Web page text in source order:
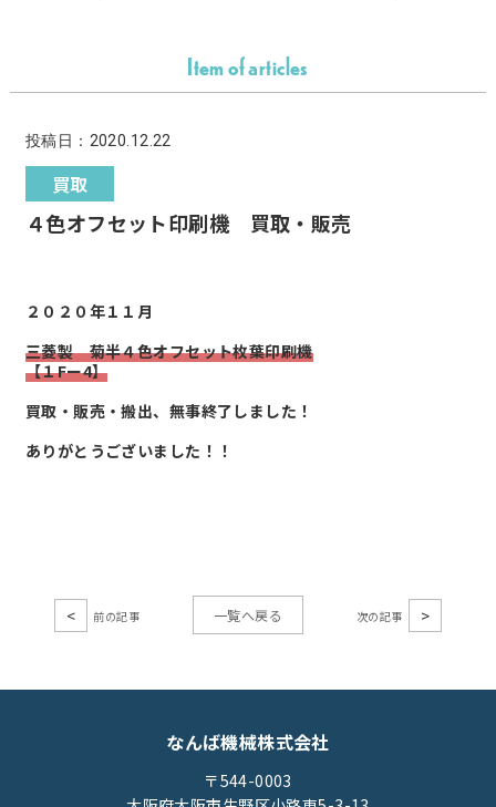
Item of articles
投稿日：2020.12.22
買取
４色オフセット印刷機 買取・販売
２０２０年１１月
三菱製 菊半４色オフセット枚葉印刷機
【１Fー4】
買取・販売・搬出、無事終了しました！
ありがとうございました！！
< 一覧へ戻る >
なんば機械株式会社
〒544-0003